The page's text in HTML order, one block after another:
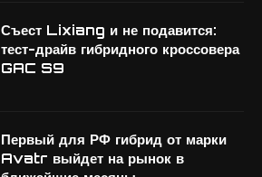
Съест Lixiang и не подавится:
тест-драйв гибридного кроссовера
GAC S9
Первый для РФ гибрид от марки
Avatr выйдет на рынок в